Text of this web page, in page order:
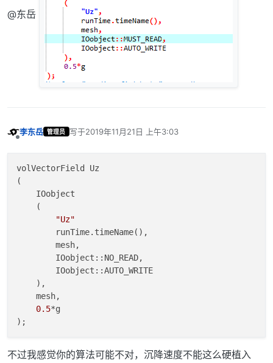
@东岳
李东岳 管理员 写于2019年11月21日 上午3:03
最后由 编辑
volVectorField Uz
(
    IOobject
    (
"Uz"
        runTime.timeName(),
        mesh,
        IOobject::NO_READ,
        IOobject::AUTO_WRITE
    ),
    mesh,
0.5*g
不过我感觉你的算法可能不对，沉降速度不能这么硬植入